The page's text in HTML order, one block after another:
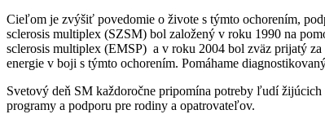
Cieľom je zvýšiť povedomie o živote s týmto ochorením,
sclerosis multiplex (SZSM) bol založený v roku 1990 na
sclerosis multiplex (EMSP) a v roku 2004 bol zväz prijatý
energie v boji s týmto ochorením. Pomáhame
Svetový deň SM každoročne pripomína potreby ľudí
programy a podporu pre rodiny a opatrovateľov.